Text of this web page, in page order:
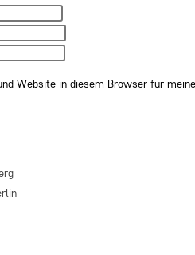
Website in diesem Browser für